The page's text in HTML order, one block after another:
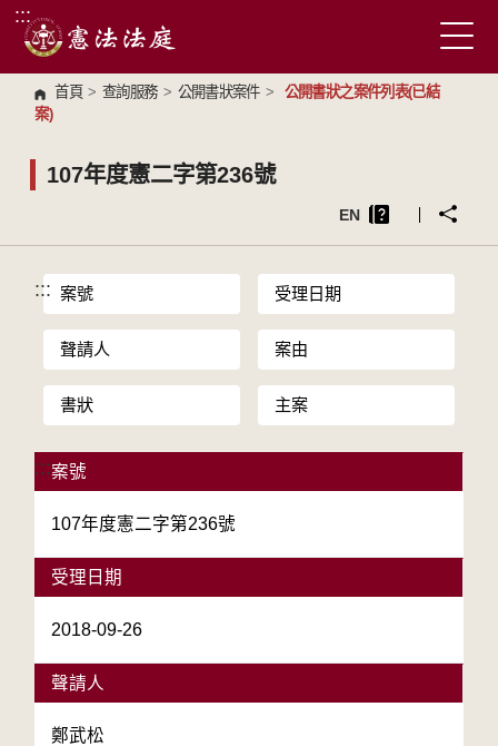
跳到主要內容區塊
:::
首頁 > 查詢服務 > 公開書狀案件 >
公開書狀之案件列表(已結
案)
107年度憲二字第236號
EN
::: 案號 受理日期
聲請人 案由
書狀 主案
:::案號
107年度憲二字第236號
受理日期
2018-09-26
聲請人
鄭武松